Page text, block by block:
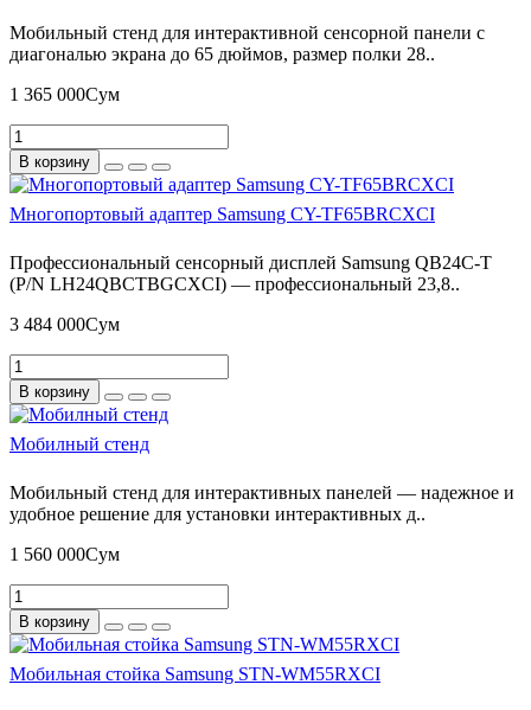
Мобильный стенд для интерактивной сенсорной панели с
диагональю экрана до 65 дюймов, размер полки 28..
1 365 000Сум
В корзину
Многопортовый адаптер Samsung CY-TF65BRCXCI
Профессиональный сенсорный дисплей Samsung QB24C-T
(P/N LH24QBCTBGCXCI) — профессиональный 23,8..
3 484 000Сум
В корзину
Мобилный стенд
Мобильный стенд для интерактивных панелей — надежное и
удобное решение для установки интерактивных д..
1 560 000Сум
В корзину
Мобильная стойка Samsung STN-WM55RXCI